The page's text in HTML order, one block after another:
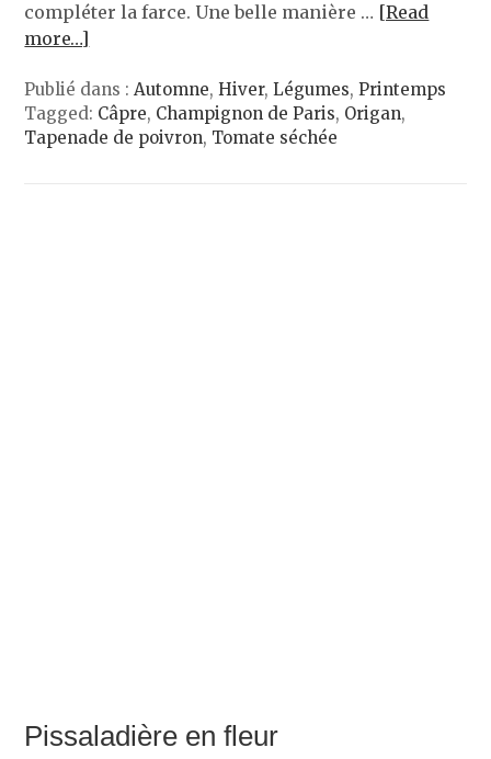
compléter la farce. Une belle manière … [Read
more…]
Publié dans :Automne,Hiver,Légumes,Printemps
Tagged: Câpre, Champignon de Paris, Origan,
Tapenade de poivron, Tomate séchée
Pissaladière en fleur